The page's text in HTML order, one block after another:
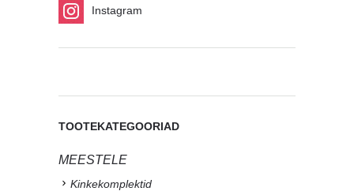
Instagram
TOOTEKATEGOORIAD
MEESTELE
Kinkekomplektid